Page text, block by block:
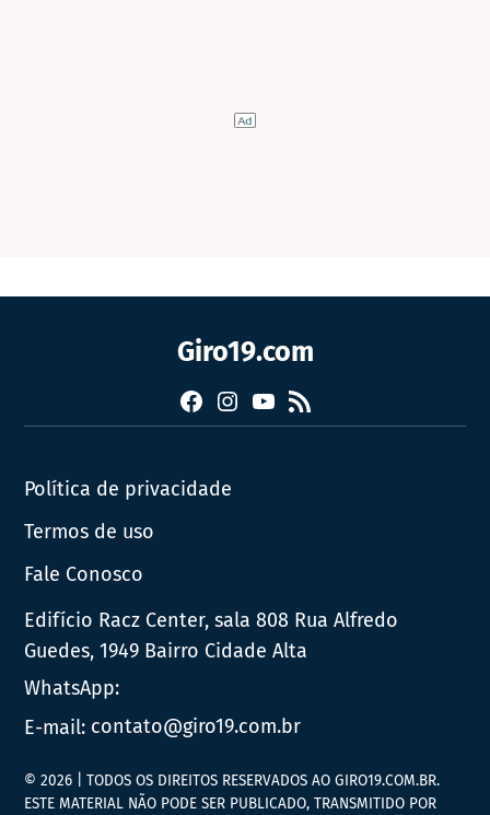
Giro19.com
FacebookInstagram
YouTube
RSS
Política de privacidade
Termos de uso
Fale Conosco
Edifício Racz Center, sala 808 Rua Alfredo
Guedes, 1949 Bairro Cidade Alta
WhatsApp:
E-mail: contato@giro19.com.br
© 2026 | TODOS OS DIREITOS RESERVADOS AO GIRO19.COM.BR.
ESTE MATERIAL NÃO PODE SER PUBLICADO, TRANSMITIDO POR